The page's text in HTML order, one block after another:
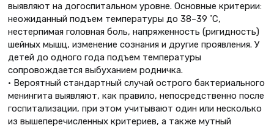
выявляют на догоспитальном уровне. Основные критерии:
неожиданный подъем температуры до 38–39 ˚C,
нестерпимая головная боль, напряженность (ригидность)
шейных мышц, изменение сознания и другие проявления. У
детей до одного года подъем температуры
сопровождается выбуханием родничка.
• Вероятный стандартный случай острого бактериального
менингита выявляют, как правило, непосредственно после
госпитализации, при этом учитывают один или несколько
из вышеперечисленных критериев, а также мутный